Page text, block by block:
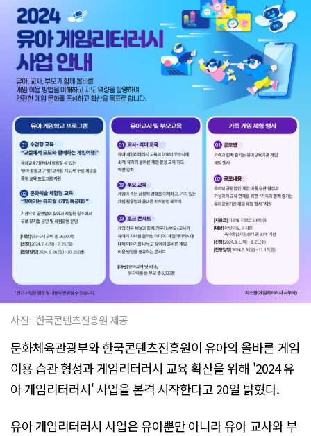
사진= 한국콘텐츠진흥원 제공
문화체육관광부와 한국콘텐츠진흥원이 유아의 올바른 게임
이용 습관 형성과 게임리터러시 교육 확산을 위해 '2024 유
아 게임리터러시' 사업을 본격 시작한다고 20일 밝혔다.
유아 게임리터러시 사업은 유아뿐만 아니라 유아 교사와 부